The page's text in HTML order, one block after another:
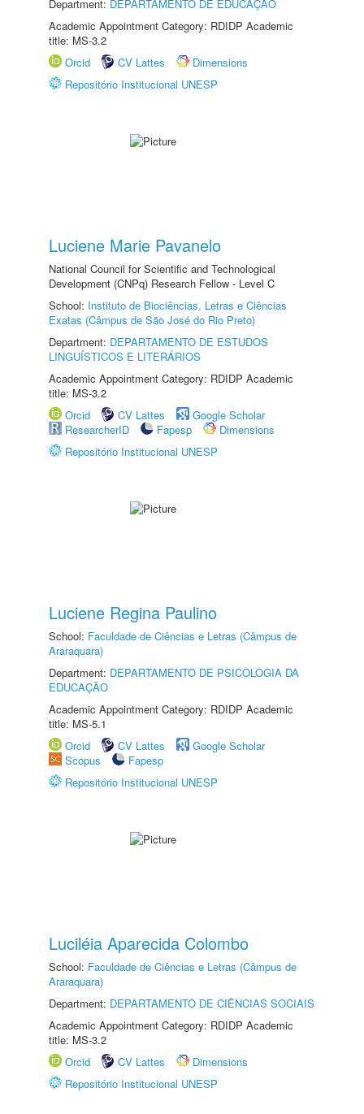
Department: DEPARTAMENTO DE EDUCAÇÃO
Academic Appointment Category: RDIDP Academic
title: MS-3.2
Orcid
CV Lattes
Dimensions
Repositório Institucional UNESP
Luciene Marie Pavanelo
National Council for Scientific and Technological
Development (CNPq) Research Fellow - Level C
School: Instituto de Biociências, Letras e Ciências
Exatas (Câmpus de São José do Rio Preto)
Department: DEPARTAMENTO DE ESTUDOS
LINGUÍSTICOS E LITERÁRIOS
Academic Appointment Category: RDIDP Academic
title: MS-3.2
Orcid
CV Lattes
Google Scholar
ResearcherID
Fapesp
Dimensions
Repositório Institucional UNESP
Luciene Regina Paulino
School: Faculdade de Ciências e Letras (Câmpus de
Araraquara)
Department: DEPARTAMENTO DE PSICOLOGIA DA
EDUCAÇÃO
Academic Appointment Category: RDIDP Academic
title: MS-5.1
Orcid
CV Lattes
Google Scholar
Scopus
Fapesp
Repositório Institucional UNESP
Luciléia Aparecida Colombo
School: Faculdade de Ciências e Letras (Câmpus de
Araraquara)
Department: DEPARTAMENTO DE CIÊNCIAS SOCIAIS
Academic Appointment Category: RDIDP Academic
title: MS-3.2
Orcid
CV Lattes
Dimensions
Repositório Institucional UNESP